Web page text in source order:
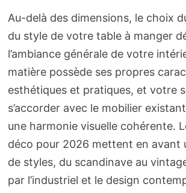
Au-delà des dimensions, le choix
du style de votre table à manger
l’ambiance générale de votre
matière possède ses propres
esthétiques et pratiques, et votre
s’accorder avec le mobilier
une harmonie visuelle cohérente.
déco pour 2026 mettent en avant
de styles, du scandinave au
par l’industriel et le design